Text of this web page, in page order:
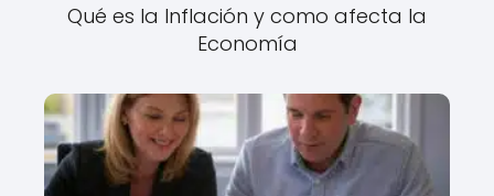
Qué es la Inflación y como afecta la
Economía